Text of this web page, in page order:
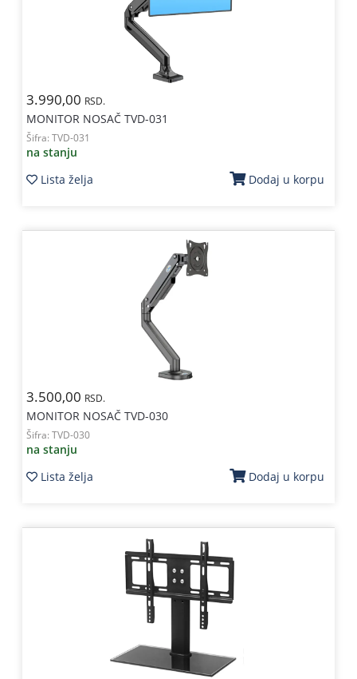
3.990,00 RSD.
MONITOR NOSAČ TVD-031
Šifra: TVD-031
na stanju
Lista želja
Dodaj u korpu
3.500,00 RSD.
MONITOR NOSAČ TVD-030
Šifra: TVD-030
na stanju
Lista želja
Dodaj u korpu